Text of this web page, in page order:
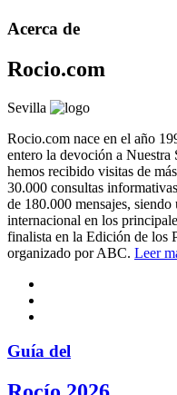
Acerca de
Rocio.com
Sevilla
Rocio.com nace en el año
entero la devoción a Nuestra
hemos recibido visitas de
30.000 consultas
de 180.000 mensajes,
internacional en los
finalista en la Edición de los
organizado por ABC. Leer
Guía del